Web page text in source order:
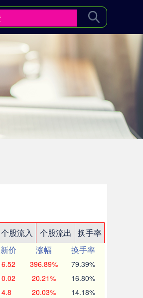
个股流入 个股流出
换手率
价 涨幅
换手率
396.89% 79.39%
20.21% 16.80%
20.03% 14.18%